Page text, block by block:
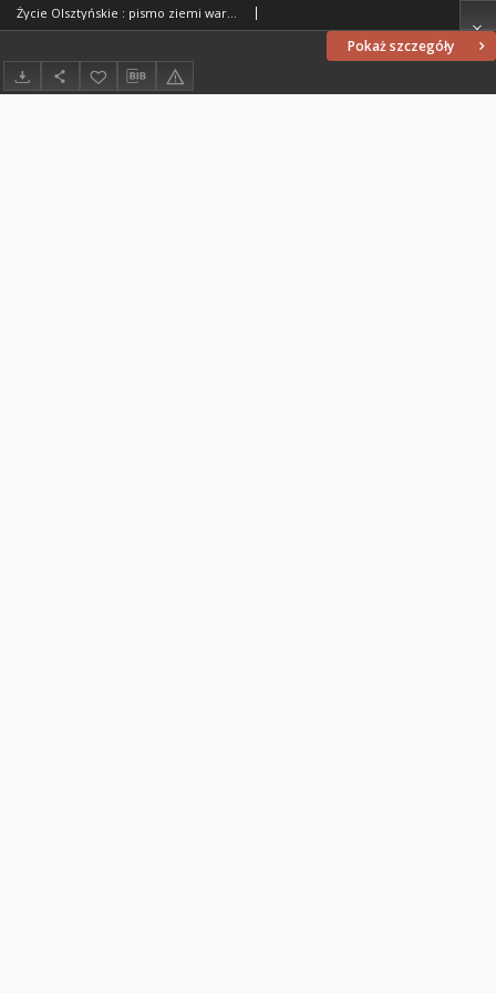
Pokaż szczegóły
Życie Olsztyńskie : pismo ziemi warmińsko-mazurskiej, 1952, nr 27